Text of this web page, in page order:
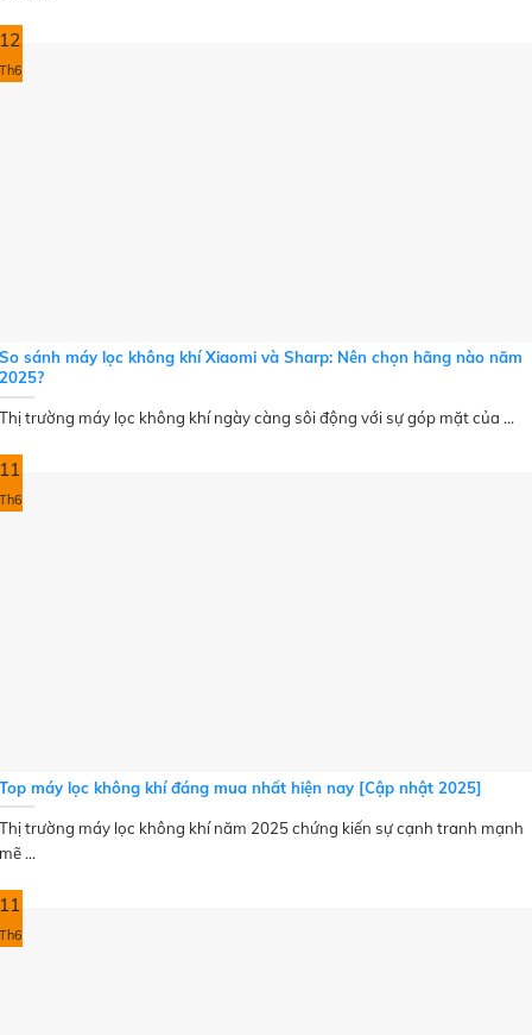
12
Th6
So sánh máy lọc không khí Xiaomi và Sharp: Nên chọn hãng nào năm
2025?
Thị trường máy lọc không khí ngày càng sôi động với sự góp mặt của ...
11
Th6
Top máy lọc không khí đáng mua nhất hiện nay [Cập nhật 2025]
Thị trường máy lọc không khí năm 2025 chứng kiến sự cạnh tranh mạnh
mẽ ...
11
Th6